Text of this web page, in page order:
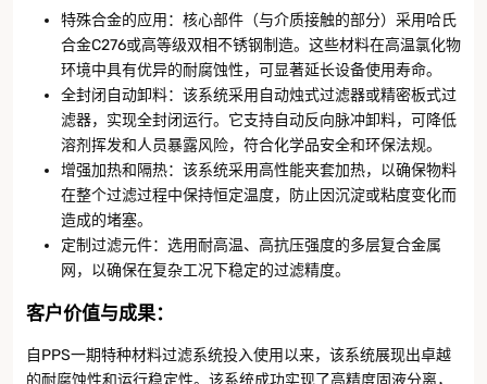
特殊合金的应用：核心部件（与介质接触的部分）采用哈氏
合金C276或高等级双相不锈钢制造。这些材料在高温氯化物
环境中具有优异的耐腐蚀性，可显著延长设备使用寿命。
全封闭自动卸料：该系统采用自动烛式过滤器或精密板式过
滤器，实现全封闭运行。它支持自动反向脉冲卸料，可降低
溶剂挥发和人员暴露风险，符合化学品安全和环保法规。
增强加热和隔热：该系统采用高性能夹套加热，以确保物料
在整个过滤过程中保持恒定温度，防止因沉淀或粘度变化而
造成的堵塞。
定制过滤元件：选用耐高温、高抗压强度的多层复合金属
网，以确保在复杂工况下稳定的过滤精度。
客户价值与成果：
自PPS一期特种材料过滤系统投入使用以来，该系统展现出卓越